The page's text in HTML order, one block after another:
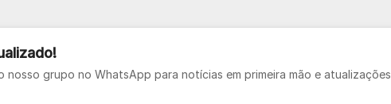
nosso grupo no WhatsApp para notícias em primeira mão e atualizações